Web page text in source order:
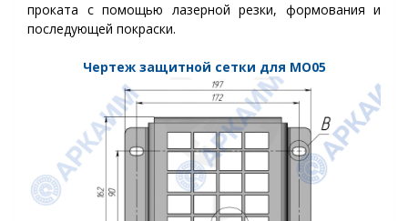
проката с помощью лазерной резки, формования и
последующей покраски.
Чертеж защитной сетки для МО05